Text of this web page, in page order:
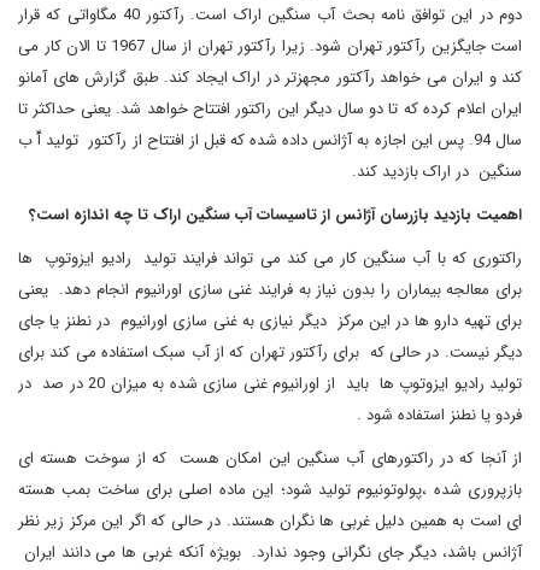
دوم در این توافق نامه بحث آب سنگین اراک است. رآکتور 40 مگاواتی که قرار
است جایگزین رآکتور تهران شود. زیرا رآکتور تهران از سال 1967 تا الان کار می
کند و ایران می خواهد رآکتور مجهزتر در اراک ایجاد کند. طبق گزارش های آمانو
ایران اعلام کرده که تا دو سال دیگر این راکتور افتتاح خواهد شد. یعنی حداکثر تا
سال 94. پس این اجازه به آژانس داده شده که قبل از افتتاح از رآکتور تولید آّ ب
سنگین در اراک بازدید کند.
اهمیت بازدید بازرسان آژانس از تاسیسات آب سنگین اراک تا چه اندازه است؟
راکتوری که با آب سنگین کار می کند می تواند فرایند تولید رادیو ایزوتوپ ها
برای معالجه بیماران را بدون نیاز به فرایند غنی سازی اورانیوم انجام دهد. یعنی
برای تهیه دارو ها در این مرکز دیگر نیازی به غنی سازی اورانیوم در نطنز یا جای
دیگر نیست. در حالی که برای رآکتور تهران که از آب سبک استفاده می کند برای
تولید رادیو ایزوتوپ ها باید از اورانیوم غنی سازی شده به میزان 20 در صد در
فردو یا نطنز استفاده شود .
از آنجا که در راکتورهای آب سنگین این امکان هست که از سوخت هسته ای
بازپروری شده ،پولوتونیوم تولید شود؛ این ماده اصلی برای ساخت بمب هسته
ای است به همین دلیل غربی ها نگران هستند. در حالی که اگر این مرکز زیر نظر
آژانس باشد، دیگر جای نگرانی وجود ندارد. بویژه آنکه غربی ها می دانند ایران